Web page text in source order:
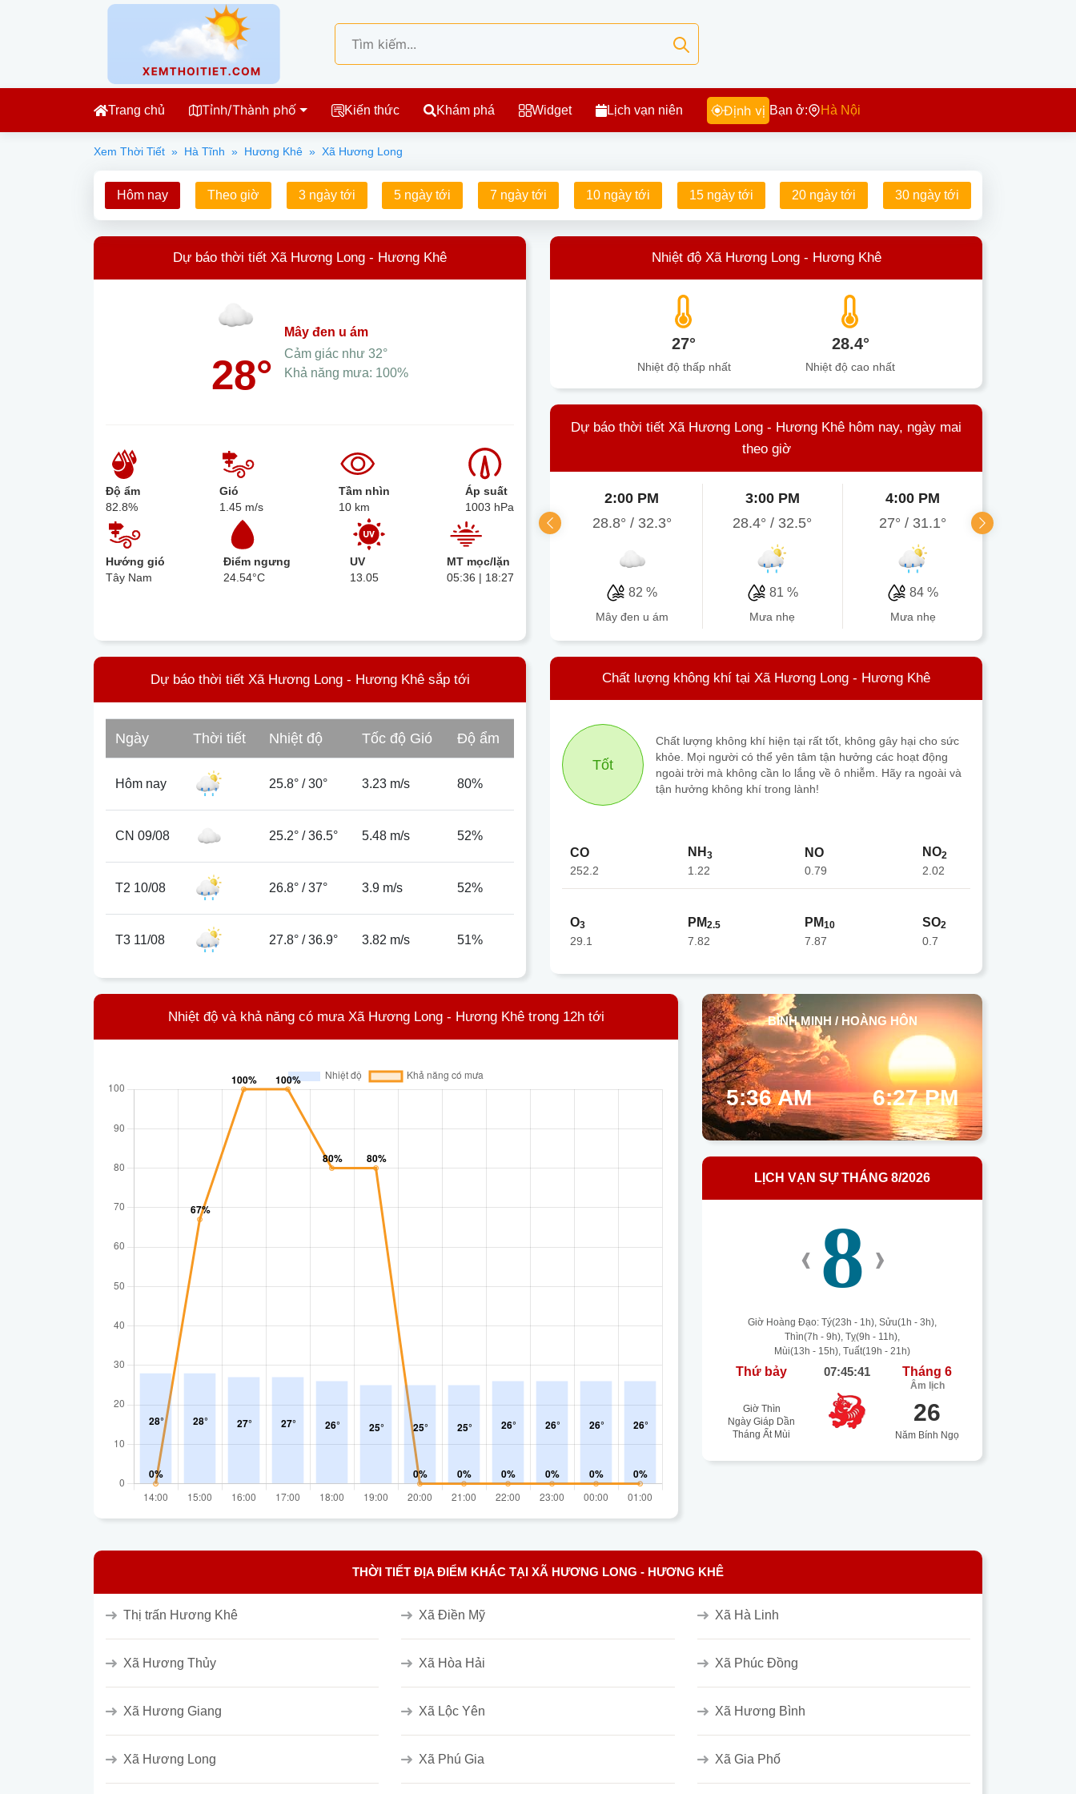
Trang chủ Tỉnh/Thành phố Kiến thức Khám phá Widget Lịch vạn niên Định vị Bạn ở: Hà Nội
Xem Thời Tiết » Hà Tĩnh » Hương Khê » Xã Hương Long
Hôm nay Theo giờ 3 ngày tới 5 ngày tới 7 ngày tới 10 ngày tới 15 ngày tới 20 ngày tới 30 ngày tới
Dự báo thời tiết Xã Hương Long - Hương Khê
28°
mây đen u ám
Cảm giác như 32°
Khả năng mưa: 100%
Độ ẩm
82.8%
Gió
1.45 m/s
Tầm nhìn
10 km
Áp suất
1003 hPa
Hướng gió
Tây Nam
Điểm ngưng
24.54°C
UV
13.05
MT mọc/lặn
05:36 | 18:27
Nhiệt độ Xã Hương Long - Hương Khê
27°
Nhiệt độ thấp nhất
28.4°
Nhiệt độ cao nhất
Dự báo thời tiết Xã Hương Long - Hương Khê hôm nay, ngày mai
theo giờ
2:00 PM
28.8° / 32.3°
82 %
mây đen u ám
3:00 PM
28.4°/ 32.5°
81 %
mưa nhẹ
4:00 PM
27°/ 31.1°
84 %
mưa nhẹ
Dự báo thời tiết Xã Hương Long - Hương Khê sắp tới
Ngày Thời tiết Nhiệt độ Tốc độ Gió Độ ẩm
Hôm nay 25.8° /30° 3.23 m/s 80%
CN 09/08 25.2° /36.5° 5.48 m/s 52%
T2 10/08 26.8° /37° 3.9 m/s 52%
T3 11/08 27.8° /36.9° 3.82 m/s 51%
Chất lượng không khí tại Xã Hương Long - Hương Khê
Tốt
Chất lượng không khí hiện tại rất tốt, không gây hại cho sức
khỏe. Mọi người có thể yên tâm tận hưởng các hoạt động
ngoài trời mà không cần lo lắng về ô nhiễm. Hãy ra ngoài và
tận hưởng không khí trong lành!
CO
252.2
NH 3
1.22
NO
0.79
NO2
2.02
O3
29.1
PM2.5
7.82
PM10
7.87
SO2
0.7
Nhiệt độ và khả năng có mưa Xã Hương Long - Hương Khê trong 12h tới BÌNH MINH / HOÀNG HÔN
5:36 AM 6:27 PM
LỊCH VẠN SỰ THÁNG 8/2026
‹ 8 ›
Giờ Hoàng Đạo: Tý(23h - 1h), Sửu(1h - 3h),
Thìn(7h - 9h), Tỵ(9h - 11h),
Mùi(13h - 15h), Tuất(19h - 21h)
Thứ bảy 07:45:41 Tháng 6
Âm lịch
Giờ Thìn
Ngày Giáp Dần
Tháng Ất Mùi
26
Năm Bính Ngọ
THỜI TIẾT ĐỊA ĐIỂM KHÁC TẠI XÃ HƯƠNG LONG - HƯƠNG KHÊ
Thị trấn Hương Khê Xã Điền Mỹ Xã Hà Linh
Xã Hương Thủy Xã Hòa Hải Xã Phúc Đồng
Xã Hương Giang Xã Lộc Yên Xã Hương Bình
Xã Hương Long Xã Phú Gia Xã Gia Phố